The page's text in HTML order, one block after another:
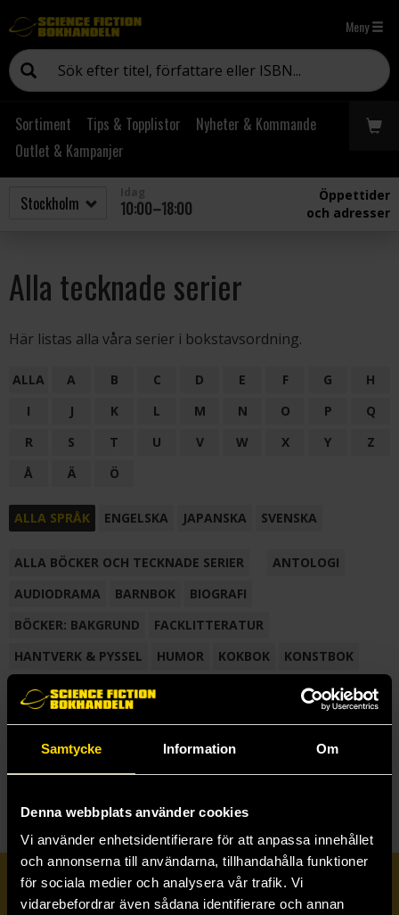
Samtycke Information Om
Denna webbplats använder cookies
Vi använder enhetsidentifierare för att anpassa innehållet
och annonserna till användarna, tillhandahålla funktioner
för sociala medier och analysera vår trafik. Vi
vidarebefordrar även sådana identifierare och annan
Meny
Sortiment Tips & Topplistor
Nyheter & Kommande
Outlet & Kampanjer
10:00–18:00
Öppettider
och adresser
Alla tecknade serier
Här listas alla våra serier i bokstavsordning.
ALLA A B C D E F G
H
I
J K L M N O P
Q
R
S T U V W X Y
Z
Å
Ä Ö
ALLA SPRÅK ENGELSKA JAPANSKA SVENSKA
ALLA BÖCKER OCH TECKNADE SERIER
ANTOLOGI
AUDIODRAMA
BARNBOK
BIOGRAFI
BÖCKER: BAKGRUND
FACKLITTERATUR
HANTVERK & PYSSEL
HUMOR KOKBOK
KONSTBOK
KORTROMAN
LÄROBOK
NOVELL
SAMLINGSVOLYM
TECKNA & MÅLA TECKNAD SERIE
Prenumerera på vårt nyhetsbrev